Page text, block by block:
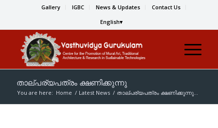
Gallery IGBC News & Updates
Contact Us
English
താല്പര്യപത്രം ക്ഷണിക്കുന്നു
You are here: Home / Latest News / താല്പര്യപത്രം ക്ഷണിക്കുന്നു...